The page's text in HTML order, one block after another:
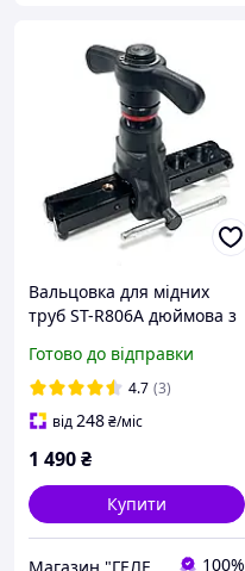
Вальцовка для мідних
труб ST-R806A дюймова з
ексцентриком
Готово до відправки
4.7 (3)
від248₴/міс
1 490₴
Купити
100%